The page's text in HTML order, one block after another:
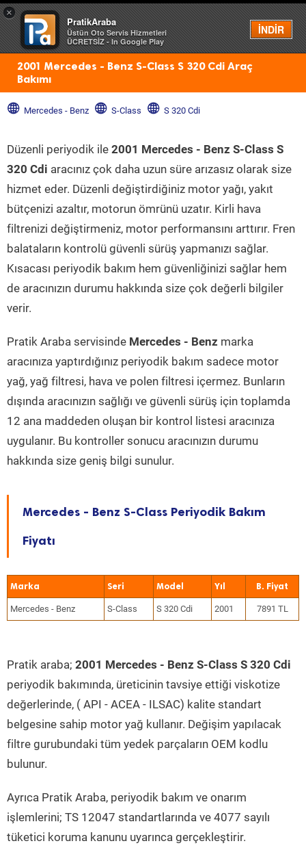
×
PratikAraba
Üstün Oto Servis Hizmetleri
ÜCRETSİZ - In Google Play
İNDİR
Menü
2001 Mercedes - Benz S-Class S 320 Cdi Araç
Bakımı
Mercedes - Benz S-Class S 320 Cdi
Düzenli periyodik ile 2001 Mercedes - Benz S-Class S
320 Cdi aracınız çok daha uzun süre arızasız olarak size
hizmet eder. Düzenli değiştirdiğiniz motor yağı, yakıt
bütçenizi azaltır, motorun ömrünü uzatır. Kirli hava
filtrenizi değiştirmeniz, motor performansını arttırır. Fren
balataların kontrolü güvenli sürüş yapmanızı sağlar.
Kısacası periyodik bakım hem güvenliğinizi sağlar hem
de aracınızın durumu hakkında size çok değerli bilgiler
verir.
Pratik Araba servisinde Mercedes - Benz marka
aracınıza yaptırdığınız periyodik bakım sadece motor
yağ, yağ filtresi, hava ve polen filtresi içermez. Bunların
dışında aracınızın sağlığı ve güvenli sürüş için toplamda
12 ana maddeden oluşan bir kontrol listesi aracınıza
uygulanır. Bu kontroller sonucu aracınızın durumu
hakkında size geniş bilgi sunulur.
Mercedes - Benz S-Class Periyodik Bakım
Fiyatı
Marka Seri Model Yıl
Mercedes - Benz S-Class S 320 Cdi 2001 7891 TL
Pratik araba; 2001 Mercedes - Benz S-Class S 320 Cdi
periyodik bakımında, üreticinin tavsiye ettiği viskotize
değerlerinde, ( API - ACEA - ILSAC) kalite standart
belgesine sahip motor yağ kullanır. Değişim yapılacak
filtre gurubundaki tüm yedek parçaların OEM kodlu
bulunur.
Ayrıca Pratik Araba, periyodik bakım ve onarım
işlemlerini; TS 12047 standartlarında ve 4077 sayılı
tüketici koruma kanunu uyarınca gerçekleştirir.